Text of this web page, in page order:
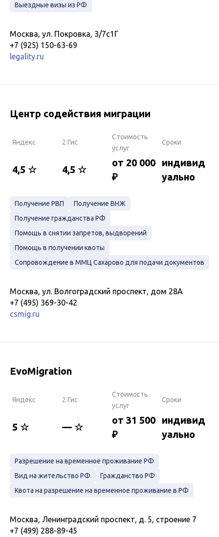
Выездные визы из РФ
Москва, ул. Покровка, 3/7с1Г
+7 (925) 150-63-69
legality.ru
Центр содействия миграции
Яндекс 2 Гис
Стоимость
услуг
Сроки
4,5 ☆ 4,5 ☆
от 20 000
₽
индивид
уально
Получение РВП
Получение ВНЖ
Получение гражданства РФ
Помощь в снятии запретов, выдворений
Помощь в получении квоты
Сопровождение в ММЦ Сахарово для подачи документов
Москва, ул. Волгоградский проспект, дом 28А
+7 (495) 369-30-42
csmig.ru
EvoMigration
Яндекс 2 Гис
Стоимость
услуг
Сроки
5 ☆ — ☆
от 31 500
₽
индивид
уально
Разрешение на временное проживание РФ
Вид на жительство РФ
Гражданство РФ
Квота на разрешение на временное проживание в РФ
Москва, Ленинградский проспект, д. 5, строение 7
+7 (499) 288-89-45